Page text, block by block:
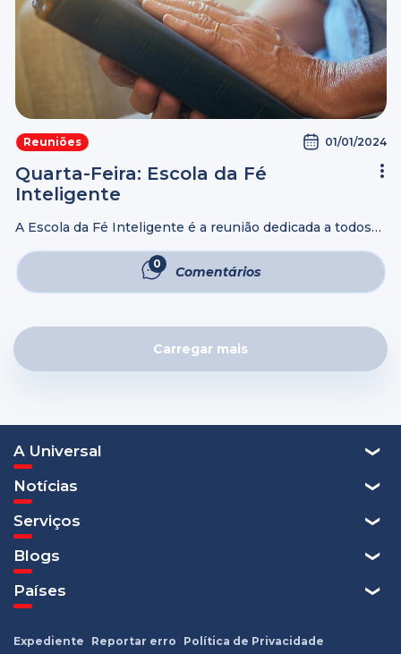
Reuniões 01/01/2024
Quarta-Feira: Escola da Fé
Inteligente
A Escola da Fé Inteligente é a reunião dedicada a todos
além de ler a Bíblia. É necessário entender os
ensinamentos ...
0 Comentários
Carregar mais
A Universal
Notícias
Serviços
Blogs
Países
Expediente Reportar erro Política de Privacidade